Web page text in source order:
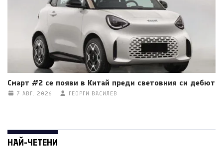
Смарт #2 се появи в Китай преди световния си дебют
7 АВГ. 2026 ГЕОРГИ ВАСИЛЕВ
НАЙ-ЧЕТЕНИ